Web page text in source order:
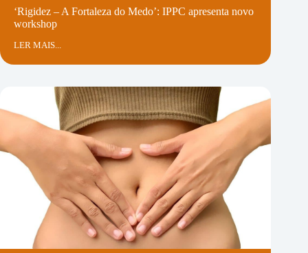
‘Rigidez – A Fortaleza do Medo’: IPPC apresenta novo
workshop
LER MAIS...